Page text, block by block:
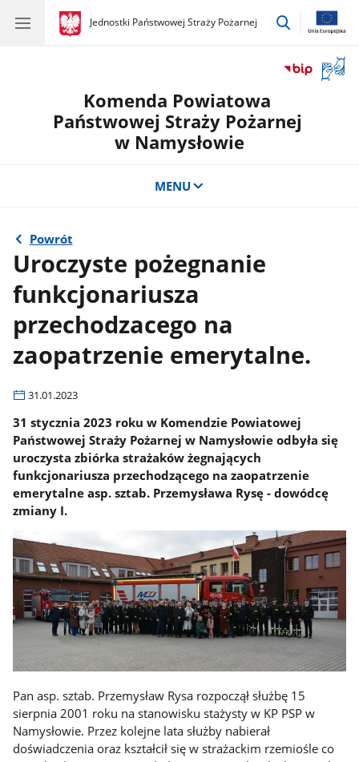
gov.pl
Jednostki Państwowej Straży Pożarnej
gov.pl
Jednostki
przejdź
okno
Komenda Powiatowa
Państwowej Straży Pożarnej
w Namysłowie
MENU
Powrót
Uroczyste pożegnanie
funkcjonariusza
przechodzacego na
zaopatrzenie emerytalne.
31.01.2023
31 stycznia 2023 roku w Komendzie Powiatowej
Państwowej Straży Pożarnej w Namysłowie odbyła się
uroczysta zbiórka strażaków żegnających
funkcjonariusza przechodzącego na zaopatrzenie
emerytalne asp. sztab. Przemysława Rysę - dowódcę
zmiany I.
Pan asp. sztab. Przemysław Rysa rozpoczął służbę 15
sierpnia 2001 roku na stanowisku stażysty w KP PSP w
Namysłowie. Przez kolejne lata służby nabierał
doświadczenia oraz kształcił się w strażackim rzemiośle co